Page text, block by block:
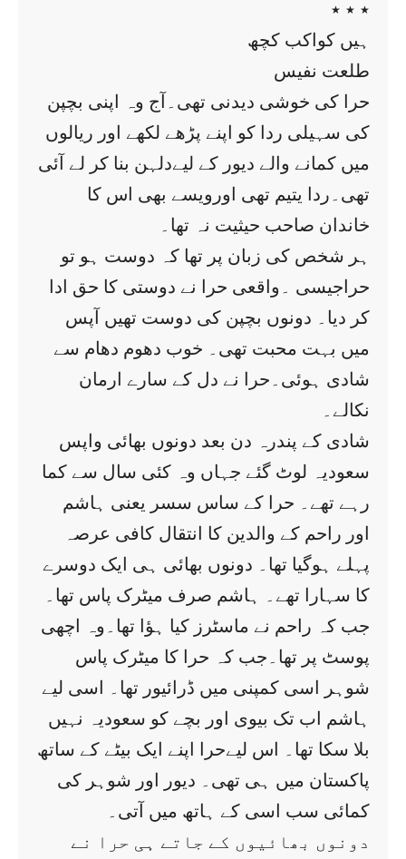
٭ ٭ ٭
ہیں کواکب کچھ
طلعت نفیس
حرا کی خوشی دیدنی تھی۔آج وہ اپنی بچپن
کی سہیلی ردا کو اپنے پڑھے لکھے اور ریالوں
میں کمانے والے دیور کے لیےدلہن بنا کر لے آئی
تھی۔ردا یتیم تھی اورویسے بھی اس کا
خاندان صاحب حیثیت نہ تھا۔
ہر شخص کی زبان پر تھا کہ دوست ہو تو
حراجیسی ۔واقعی حرا نے دوستی کا حق ادا
کر دیا۔ دونوں بچپن کی دوست تھیں آپس
میں بہت محبت تھی۔ خوب دھوم دھام سے
شادی ہوئی۔حرا نے دل کے سارے ارمان
نکالے۔
شادی کے پندرہ دن بعد دونوں بھائی واپس
سعودیہ لوٹ گئے جہاں وہ کئی سال سے کما
رہے تھے۔ حرا کے ساس سسر یعنی ہاشم
اور راحم کے والدین کا انتقال کافی عرصہ
پہلے ہوگیا تھا۔ دونوں بھائی ہی ایک دوسرے
کا سہارا تھے۔ ہاشم صرف میٹرک پاس تھا۔
جب کہ راحم نے ماسٹرز کیا ہؤا تھا۔وہ اچھی
پوسٹ پر تھا۔جب کہ حرا کا میٹرک پاس
شوہر اسی کمپنی میں ڈرائیور تھا۔ اسی لیے
ہاشم اب تک بیوی اور بچے کو سعودیہ نہیں
بلا سکا تھا۔ اس لیےحرا اپنے ایک بیٹے کے ساتھ
پاکستان میں ہی تھی۔ دیور اور شوہر کی
کمائی سب اسی کے ہاتھ میں آتی۔
دونوں بھائیوں کے جاتے ہی حرا نے